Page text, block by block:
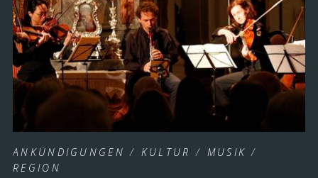
ANKÜNDIGUNGEN / KULTUR / MUSIK /
REGION